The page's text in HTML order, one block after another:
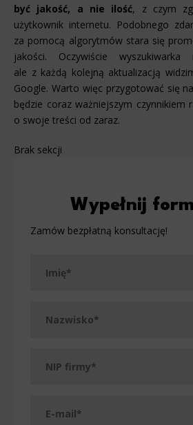
Wypełnij
Zamów bezpłatną konsultację!
być jakość, a nie ilość, z czym
użytkownik internetu. Podobnego
za pomocą algorytmów stara się
jakości. Oczywiście
ale z każdą kolejną aktualizacją
Google. Warto więc przygotować się
będzie coraz ważniejszym czynnikiem
o swoje treści od zaraz.
Brak sekcji